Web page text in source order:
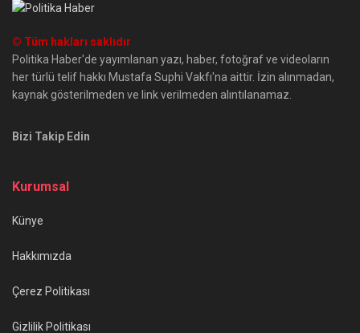
© Tüm hakları saklıdır
Politika Haber'de yayımlanan yazı, haber, fotoğraf ve videoların
her türlü telif hakkı Mustafa Suphi Vakfı'na aittir. İzin alınmadan,
kaynak gösterilmeden ve link verilmeden alıntılanamaz.
Bizi Takip Edin
Kurumsal
Künye
Hakkımızda
Çerez Politikası
Gizlilik Politikası